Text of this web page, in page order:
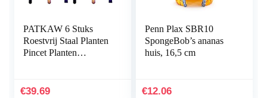
PATKAW 6 Stuks
Roestvrij Staal Planten
Pincet Planten
Hulpmiddelen Instellen
€39.69
Penn Plax SBR10
SpongeBob’s ananas
huis, 16,5 cm
€12.06